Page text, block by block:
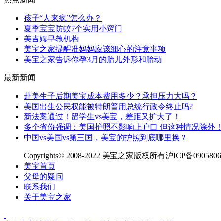
孩子“人来疯”怎么办？
夏季宝宝防蚊7个实用小窍门
美吉姆早教机构
美宝之家提醒准妈妈应该细心的注意事项
美宝之家告诉你孕3月的胎儿外形和胎动
最新新闻
赴美生子后期美宝成本费用多少？承担压力大吗？
美国出生公民权能被特朗普用总统行政令终止吗?
新法案通过！留学生vs美宝，差距又扩大了！
多个省份强调：美国护照不影响上户口 但这种情况除外！
中国vs美国vs第三国，美宝的护照到底哪里换？
Copyrights© 2008-2022 美宝之家版权所有沪ICP备
美宝首页
父母的疑问
联系我们
关于美宝之家